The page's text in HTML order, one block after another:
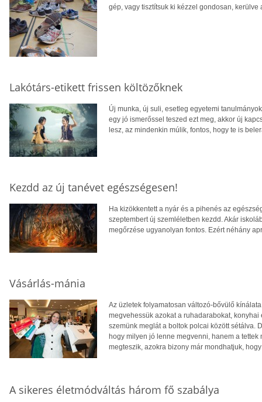
gép, vagy tisztítsuk ki kézzel gondosan,
Lakótárs-etikett frissen költözőknek
Új munka, új suli, esetleg egyetemi
egy jó ismerőssel teszed ezt meg, akkor új
lesz, az mindenkin múlik, fontos, hogy te is
Kezdd az új tanévet egészségesen!
Ha kizökkentett a nyár és a pihenés az
szeptembert új szemléletben kezdd. Akár
megőrzése ugyanolyan fontos. Ezért néhány
Vásárlás-mánia
Az üzletek folyamatosan változó-bővülő
megvehessük azokat a ruhadarabokat,
szemünk meglát a boltok polcai között sétálva.
hogy milyen jó lenne megvenni, hanem a
megteszik, azokra bizony már mondhatjuk,
A sikeres életmódváltás három fő szabálya